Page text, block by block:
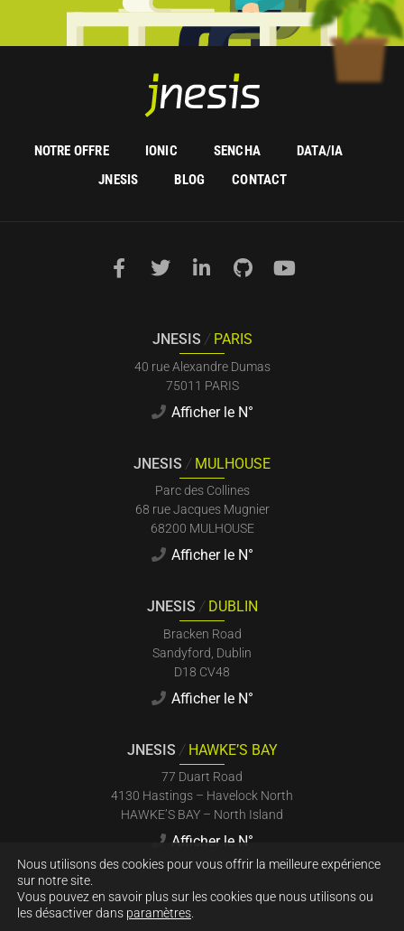
NOTRE OFFRE IONIC SENCHA
DATA/IA
JNESIS
BLOG CONTACT
JNESIS / PARIS
40 rue Alexandre Dumas
75011 PARIS
Afficher le N°
JNESIS / MULHOUSE
Parc des Collines
68 rue Jacques Mugnier
68200 MULHOUSE
Afficher le N°
JNESIS / DUBLIN
Bracken Road
Sandyford, Dublin
D18 CV48
Afficher le N°
JNESIS / HAWKE’S BAY
77 Duart Road
4130 Hastings – Havelock North
HAWKE’S BAY – North Island
Afficher le N°
Nous utilisons des cookies pour vous offrir la meilleure expérience
sur notre site.
Vous pouvez en savoir plus sur les cookies que nous utilisons ou
les désactiver dans paramètres